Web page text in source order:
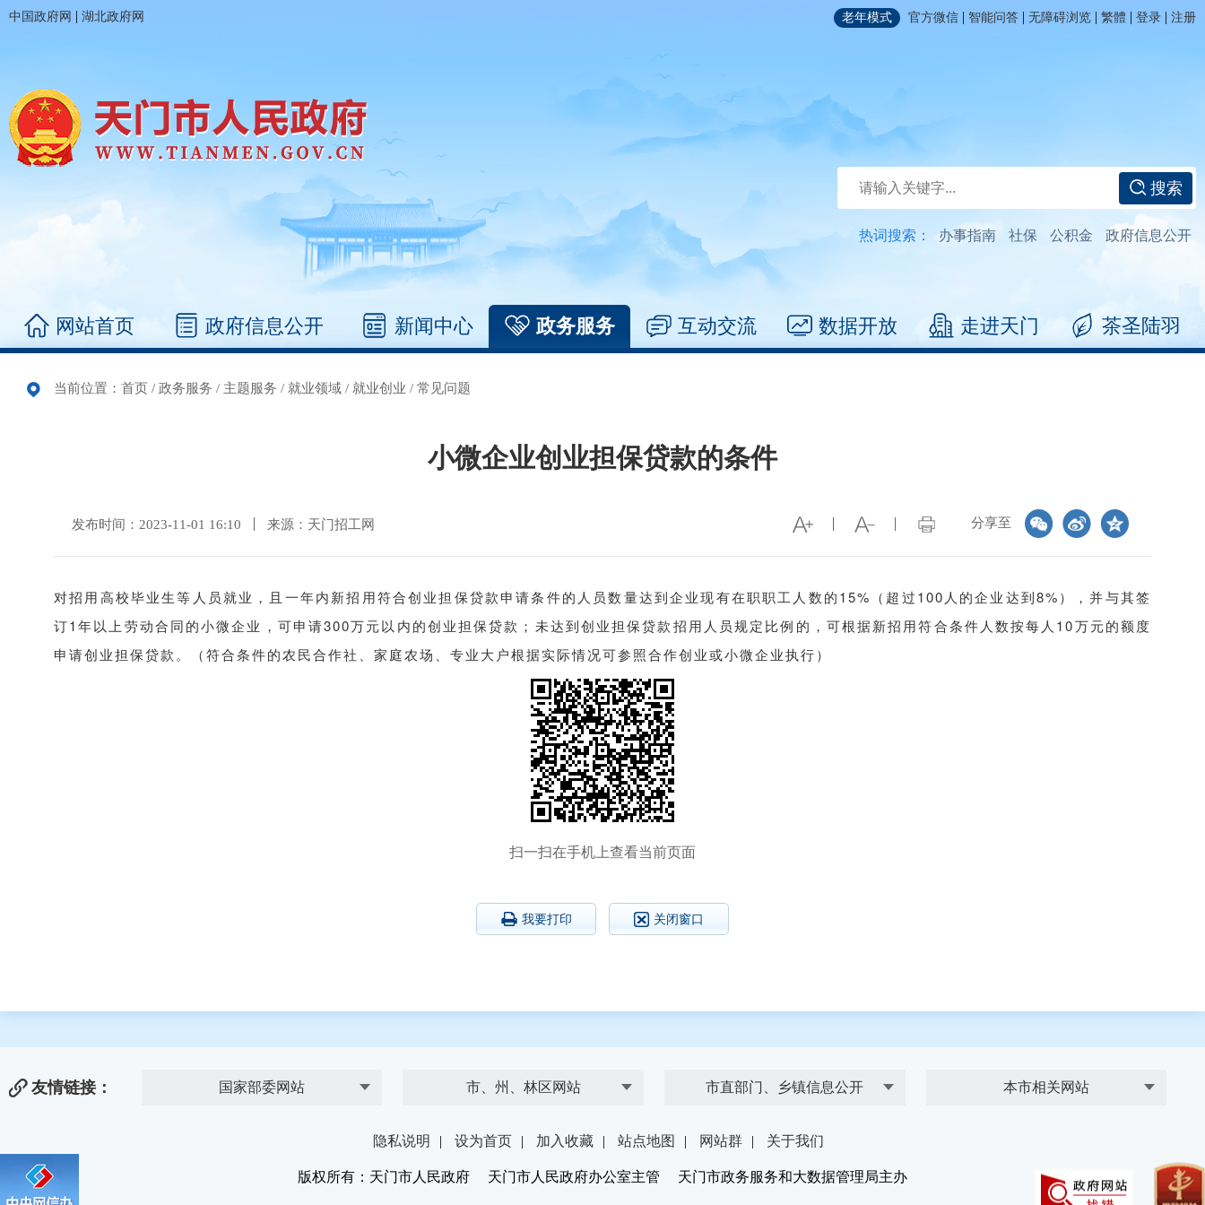
中国政府网 | 湖北政府网 老年模式 官方微信 | 智能问答 | 无障碍浏览 | 繁體 | 登录 | 注册
搜索
热词搜索： 办事指南 社保 公积金 政府信息公开
网站首页 政府信息公开 新闻中心 政务服务 互动交流 数据开放 走进天门 茶圣陆羽
当前位置： 首页 / 政务服务 / 主题服务 / 就业领域 / 就业创业 / 常见问题
小微企业创业担保贷款的条件
分享至
发布时间：2023-11-01 16:10 来源：天门招工网
对招用高校毕业生等人员就业，且一年内新招用符合创业担保贷款申请条件的人员数量达到企业现有在职职工人数的15%（超过100人的企业达到8%），并与其签
订1年以上劳动合同的小微企业，可申请300万元以内的创业担保贷款； 未达到创业担保贷款招用人员规定比例的，可根据新招用符合条件人数按每人10万元的额度
申请创业担保贷款。
（符合条件的农民合作社、家庭农场、专业大户根据实际情况可参照合作创业或小微企业执行）
扫一扫在手机上查看当前页面
我要打印 关闭窗口
友情链接： 国家部委网站 市、州、林区网站 市直部门、乡镇信息公开 本市相关网站
隐私说明 | 设为首页 | 加入收藏 | 站点地图 | 网站群 | 关于我们
版权所有：天门市人民政府 天门市人民政府办公室主管 天门市政务服务和大数据管理局主办